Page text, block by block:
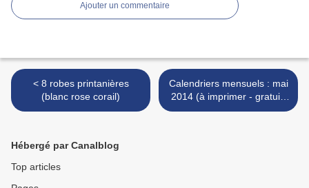
Ajouter un commentaire
< 8 robes printanières
(blanc rose corail)
Calendriers mensuels : mai
2014 (à imprimer - gratuit)
>
Hébergé par Canalblog
Top articles